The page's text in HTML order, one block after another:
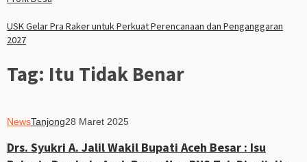
USK Gelar Pra Raker untuk Perkuat Perencanaan dan Penganggaran
2027
Tag: Itu Tidak Benar
NewsTanjong28 Maret 2025
Drs. Syukri A. Jalil Wakil Bupati Aceh Besar : Isu